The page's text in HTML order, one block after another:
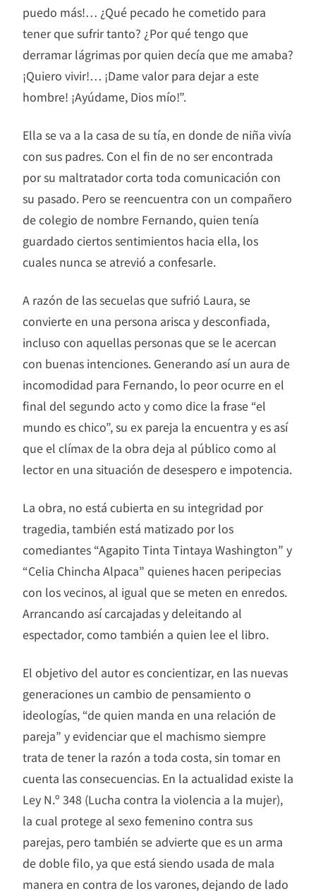
puedo más!… ¿Qué pecado he cometido para
tener que sufrir tanto? ¿Por qué tengo que
derramar lágrimas por quien decía que me amaba?
¡Quiero vivir!… ¡Dame valor para dejar a este
hombre! ¡Ayúdame, Dios mío!”.
Ella se va a la casa de su tía, en donde de niña vivía
con sus padres. Con el fin de no ser encontrada
por su maltratador corta toda comunicación con
su pasado. Pero se reencuentra con un compañero
de colegio de nombre Fernando, quien tenía
guardado ciertos sentimientos hacia ella, los
cuales nunca se atrevió a confesarle.
A razón de las secuelas que sufrió Laura, se
convierte en una persona arisca y desconfiada,
incluso con aquellas personas que se le acercan
con buenas intenciones. Generando así un aura de
incomodidad para Fernando, lo peor ocurre en el
final del segundo acto y como dice la frase “el
mundo es chico”, su ex pareja la encuentra y es así
que el clímax de la obra deja al público como al
lector en una situación de desespero e impotencia.
La obra, no está cubierta en su integridad por
tragedia, también está matizado por los
comediantes “Agapito Tinta Tintaya Washington” y
“Celia Chincha Alpaca” quienes hacen peripecias
con los vecinos, al igual que se meten en enredos.
Arrancando así carcajadas y deleitando al
espectador, como también a quien lee el libro.
El objetivo del autor es concientizar, en las nuevas
generaciones un cambio de pensamiento o
ideologías, “de quien manda en una relación de
pareja” y evidenciar que el machismo siempre
trata de tener la razón a toda costa, sin tomar en
cuenta las consecuencias. En la actualidad existe la
Ley N.º 348 (Lucha contra la violencia a la mujer),
la cual protege al sexo femenino contra sus
parejas, pero también se advierte que es un arma
de doble filo, ya que está siendo usada de mala
manera en contra de los varones, dejando de lado